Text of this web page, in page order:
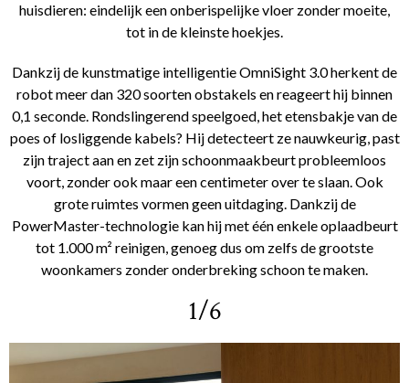
huisdieren: eindelijk een onberispelijke vloer zonder moeite,
tot in de kleinste hoekjes.
Dankzij de kunstmatige intelligentie OmniSight 3.0 herkent de
robot meer dan 320 soorten obstakels en reageert hij binnen
0,1 seconde. Rondslingerend speelgoed, het etensbakje van de
poes of losliggende kabels? Hij detecteert ze nauwkeurig, past
zijn traject aan en zet zijn schoonmaakbeurt probleemloos
voort, zonder ook maar een centimeter over te slaan. Ook
grote ruimtes vormen geen uitdaging. Dankzij de
PowerMaster-technologie kan hij met één enkele oplaadbeurt
tot 1.000 m² reinigen, genoeg dus om zelfs de grootste
woonkamers zonder onderbreking schoon te maken.
1/6